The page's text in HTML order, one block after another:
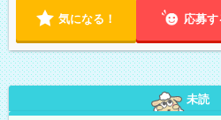
気になる！ 応募す
未読